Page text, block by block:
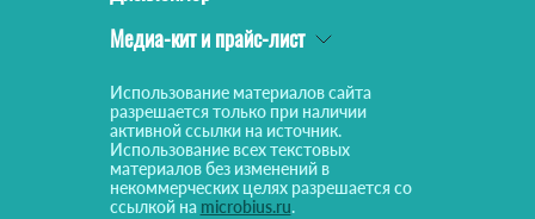
Медиа-кит и прайс-лист
Использование материалов сайта
разрешается только при наличии
активной ссылки на источник.
Использование всех текстовых
материалов без изменений в
некоммерческих целях разрешается со
ссылкой на microbius.ru.